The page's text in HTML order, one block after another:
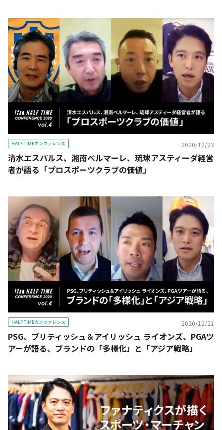
HALF TIMEカンファレンス 2020/12/23
清水エスパルス、湘南ベルマーレ、琉球アスティーダ経営
者が語る「プロスポーツクラブの価値」
HALF TIMEカンファレンス 2020/12/21
PSG、ブリティッシュ＆アイリッシュ ライオンズ、PGAツ
アーが語る、ブランドの「多様化」と「アジア戦略」